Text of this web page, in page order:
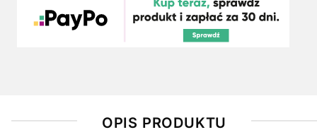
OPIS PRODUKTU